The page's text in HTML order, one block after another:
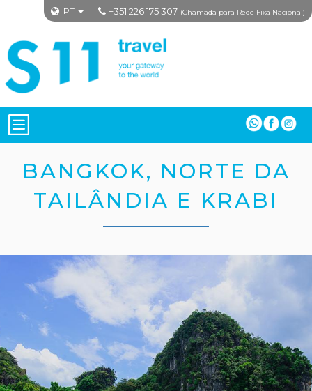
PT +351 226 175 307 (Chamada para Rede Fixa Nacional)
BANGKOK, NORTE DA
TAILÂNDIA E KRABI